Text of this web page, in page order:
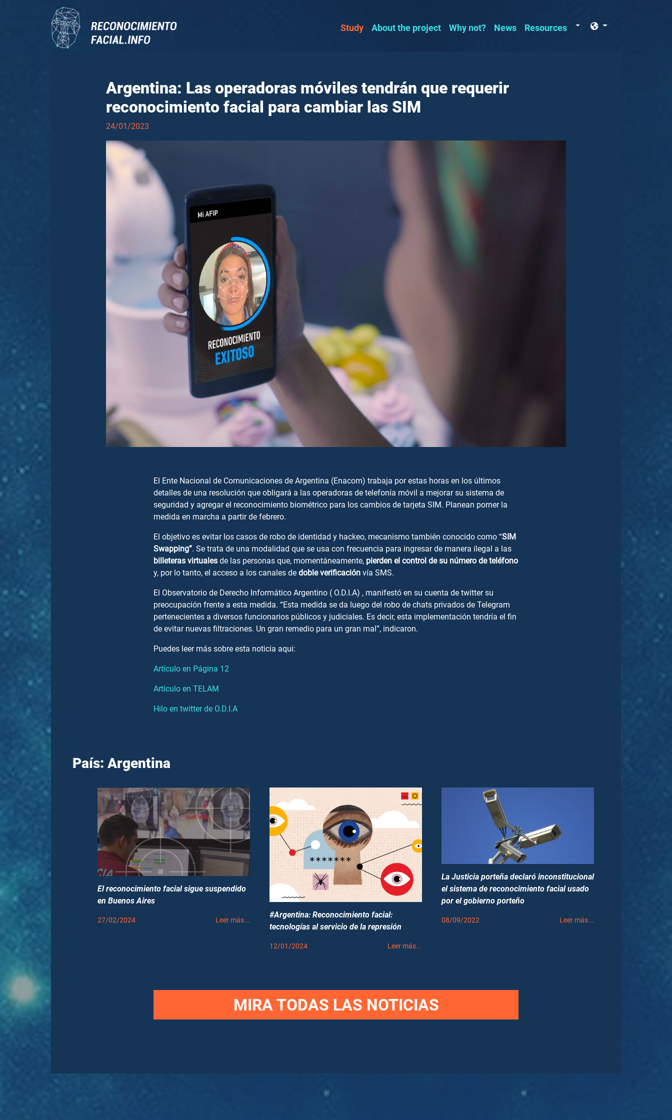
Study About the project Why not? News Resources Resources
Argentina: Las operadoras móviles tendrán que requerir
reconocimiento facial para cambiar las SIM
24/01/2023
El Ente Nacional de Comunicaciones de Argentina (Enacom) trabaja por estas horas en los últimos
detalles de una resolución que obligará a las operadoras de telefonía móvil a mejorar su sistema de
seguridad y agregar el reconocimiento biométrico para los cambios de tarjeta SIM. Planean porner la
medida en marcha a partir de febrero.
El objetivo es evitar los casos de robo de identidad y hackeo, mecanismo también conocido como “SIM
Swapping”. Se trata de una modalidad que se usa con frecuencia para ingresar de manera ilegal a las
billeteras virtuales de las personas que, momentáneamente, pierden el control de su número de teléfono
y, por lo tanto, el acceso a los canales de doble verificación vía SMS.
El Observatorio de Derecho Informático Argentino ( O.D.I.A) , manifestó en su cuenta de twitter su
preocupación frente a esta medida. “Esta medida se da luego del robo de chats privados de Telegram
pertenecientes a diversos funcionarios públicos y judiciales. Es decir, esta implementación tendría el fin
de evitar nuevas filtraciones. Un gran remedio para un gran mal”, indicaron.
Puedes leer más sobre esta noticia aqui:
Artículo en Página 12
Artículo en TELAM
Hilo en twitter de O.D.I.A
País: Argentina
El reconocimiento facial sigue suspendido
en Buenos Aires
27/02/2024 Leer más...
#Argentina: Reconocimiento facial:
tecnologías al servicio de la represión
12/01/2024 Leer más...
La Justicia porteña declaró inconstitucional
el sistema de reconocimiento facial usado
por el gobierno porteño
08/09/2022 Leer más...
MIRA TODAS LAS NOTICIAS